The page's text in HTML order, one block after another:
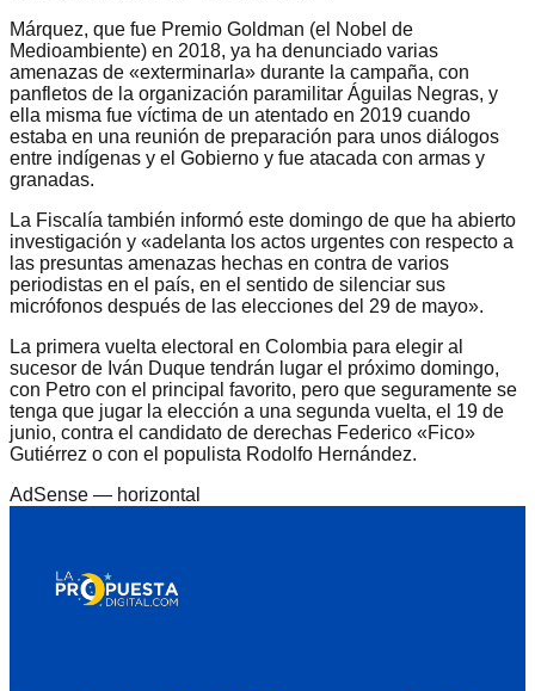
Márquez, que fue Premio Goldman (el Nobel de
Medioambiente) en 2018, ya ha denunciado varias
amenazas de «exterminarla» durante la campaña, con
panfletos de la organización paramilitar Águilas Negras, y
ella misma fue víctima de un atentado en 2019 cuando
estaba en una reunión de preparación para unos diálogos
entre indígenas y el Gobierno y fue atacada con armas y
granadas.
La Fiscalía también informó este domingo de que ha abierto
investigación y «adelanta los actos urgentes con respecto a
las presuntas amenazas hechas en contra de varios
periodistas en el país, en el sentido de silenciar sus
micrófonos después de las elecciones del 29 de mayo».
La primera vuelta electoral en Colombia para elegir al
sucesor de Iván Duque tendrán lugar el próximo domingo,
con Petro con el principal favorito, pero que seguramente se
tenga que jugar la elección a una segunda vuelta, el 19 de
junio, contra el candidato de derechas Federico «Fico»
Gutiérrez o con el populista Rodolfo Hernández.
AdSense — horizontal